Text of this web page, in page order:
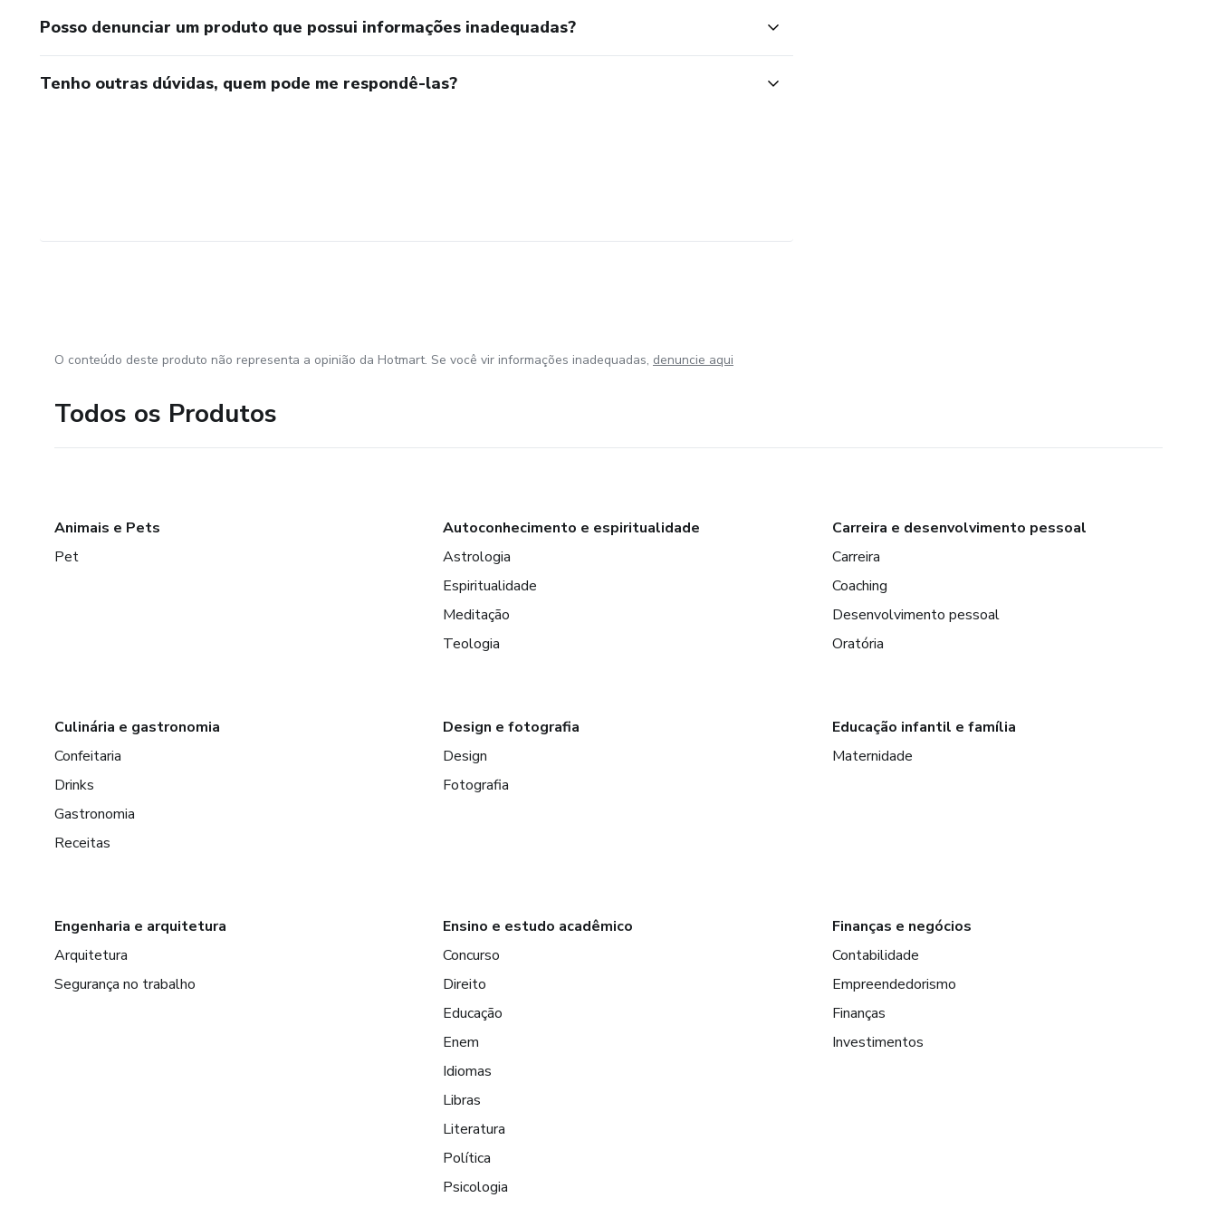
Posso denunciar um produto que possui informações inadequadas?
Tenho outras dúvidas, quem pode me respondê-las?
O conteúdo deste produto não representa a opinião da Hotmart. Se você vir informações inadequadas, denuncie aqui
Todos os Produtos
Animais e Pets
Pet
Autoconhecimento e espiritualidade
Astrologia
Espiritualidade
Meditação
Teologia
Carreira e desenvolvimento pessoal
Carreira
Coaching
Desenvolvimento pessoal
Oratória
Culinária e gastronomia
Confeitaria
Drinks
Gastronomia
Receitas
Design e fotografia
Design
Fotografia
Educação infantil e família
Maternidade
Engenharia e arquitetura
Arquitetura
Segurança no trabalho
Ensino e estudo acadêmico
Concurso
Direito
Educação
Enem
Idiomas
Libras
Literatura
Política
Psicologia
Finanças e negócios
Contabilidade
Empreendedorismo
Finanças
Investimentos